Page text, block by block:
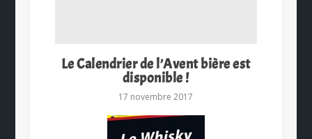
Le Calendrier de l’Avent bière est
disponible !
17 novembre 2017